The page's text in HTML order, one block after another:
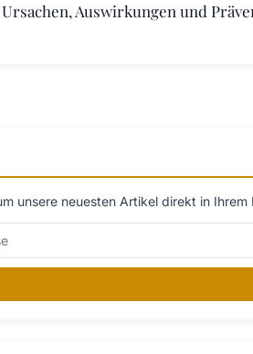
Auswirkungen und
unsere neuesten Artikel direkt in